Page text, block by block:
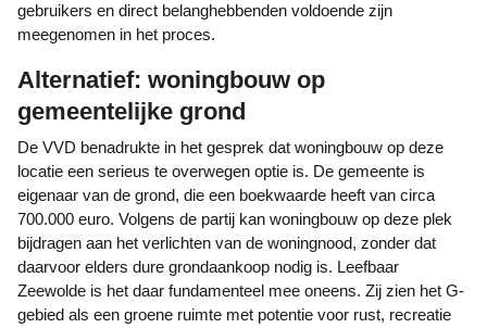
gebruikers en direct belanghebbenden voldoende zijn
meegenomen in het proces.
Alternatief: woningbouw op
gemeentelijke grond
De VVD benadrukte in het gesprek dat woningbouw op deze
locatie een serieus te overwegen optie is. De gemeente is
eigenaar van de grond, die een boekwaarde heeft van circa
700.000 euro. Volgens de partij kan woningbouw op deze plek
bijdragen aan het verlichten van de woningnood, zonder dat
daarvoor elders dure grondaankoop nodig is. Leefbaar
Zeewolde is het daar fundamenteel mee oneens. Zij zien het G-
gebied als een groene ruimte met potentie voor rust, recreatie